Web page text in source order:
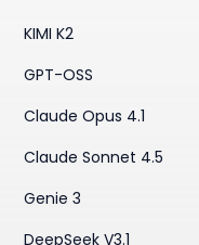
KIMI K2
GPT-OSS
Claude Opus 4.1
Claude Sonnet 4.5
Genie 3
DeepSeek V3.1